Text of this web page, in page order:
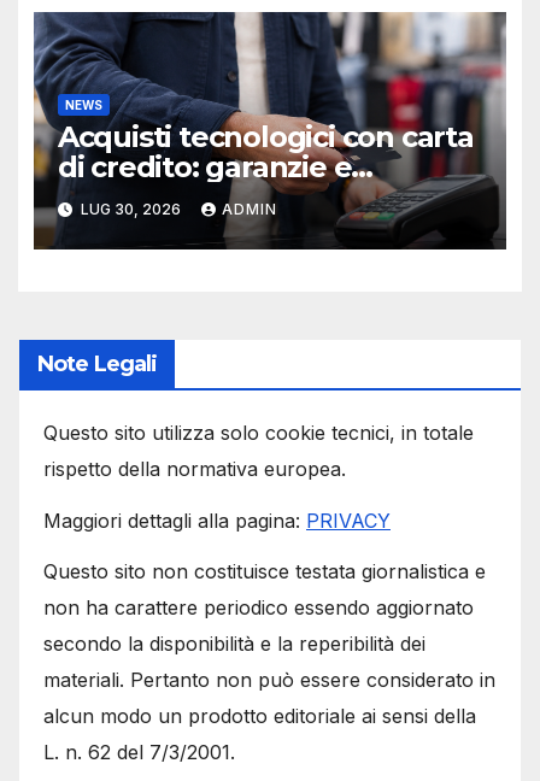
NEWS
Acquisti tecnologici con carta
di credito: garanzie e
protezioni
LUG 30, 2026 ADMIN
Note Legali
Questo sito utilizza solo cookie tecnici, in totale
rispetto della normativa europea.
Maggiori dettagli alla pagina: PRIVACY
Questo sito non costituisce testata giornalistica e
non ha carattere periodico essendo aggiornato
secondo la disponibilità e la reperibilità dei
materiali. Pertanto non può essere considerato in
alcun modo un prodotto editoriale ai sensi della
L. n. 62 del 7/3/2001.